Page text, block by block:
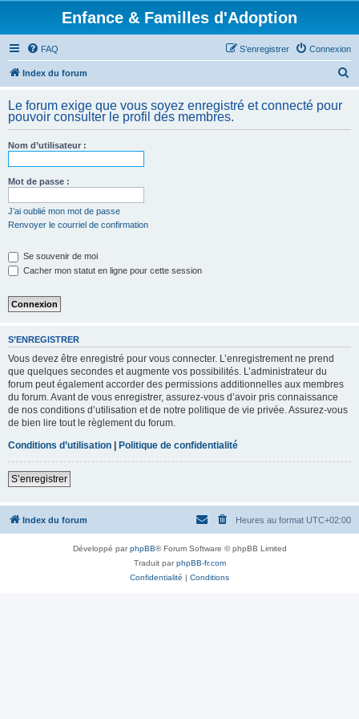
Enfance & Familles d'Adoption
FAQ Connexion
S’enregistrer
Index du forum
h
Le forum exige que vous soyez enregistré et connecté pour
pouvoir consulter le profil des membres.
Nom d’utilisateur :
Mot de passe :
J’ai oublié mon mot de passe
Renvoyer le courriel de confirmation
Se souvenir de moi
Cacher mon statut en ligne pour cette session
S’ENREGISTRER
Vous devez être enregistré pour vous connecter. L’enregistrement ne prend
que quelques secondes et augmente vos possibilités. L’administrateur du
forum peut également accorder des permissions additionnelles aux membres
du forum. Avant de vous enregistrer, assurez-vous d’avoir pris connaissance
de nos conditions d’utilisation et de notre politique de vie privée. Assurez-vous
de bien lire tout le règlement du forum.
Conditions d’utilisation | Politique de confidentialité
S’enregistrer
Index du forum Heures au format UTC+02:00
Développé parphpBB® Forum Software © phpBB Limited
Traduit parphpBB-fr.com
Confidentialité | Conditions